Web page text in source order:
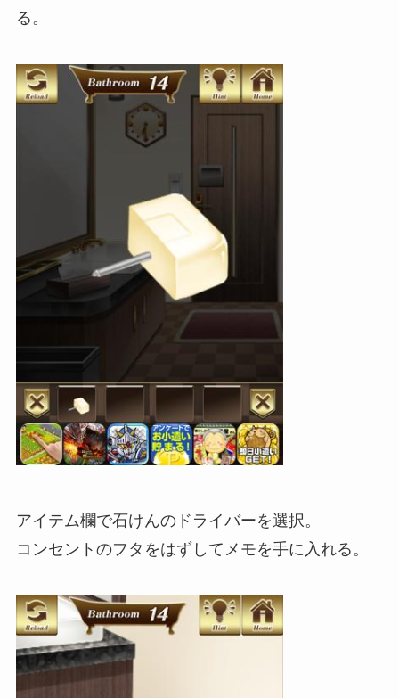
る。
アイテム欄で石けんのドライバーを選択。
コンセントのフタをはずしてメモを手に入れる。